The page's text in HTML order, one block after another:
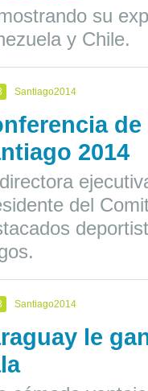
su
y Chile.
Santiago2014
2014
del
Santiago2014
le